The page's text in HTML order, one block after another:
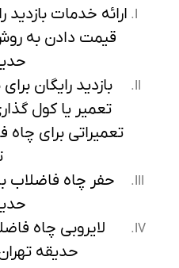
ارائه خدمات بازدید
قیمت دادن به روش
بازدید رایگان
تعمیر یا کول
تعمیراتی برای
حفر چاه فاضلاب
لایروبی چاه
حدیقه